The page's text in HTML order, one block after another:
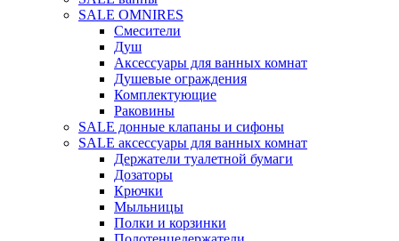
SALE OMNIRES
Смесители
Душ
Аксессуары для ванных комнат
Душевые ограждения
Комплектующие
Раковины
SALE донные клапаны и сифоны
SALE аксессуары для ванных комнат
Держатели туалетной бумаги
Дозаторы
Крючки
Мыльницы
Полки и корзинки